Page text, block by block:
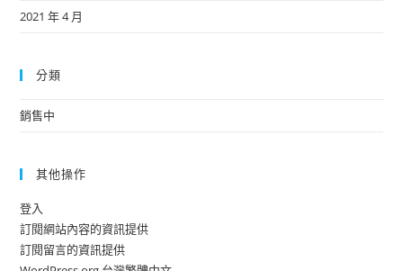
2021 年 4 月
分類
銷售中
其他操作
登入
訂閱網站內容的資訊提供
訂閱留言的資訊提供